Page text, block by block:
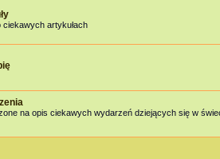
ciekawych artykułach
na opis ciekawych wydarzeń dziejących się w